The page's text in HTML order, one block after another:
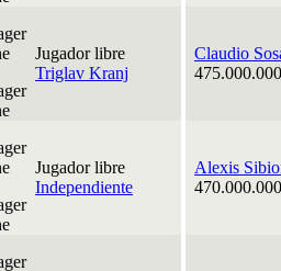
Jugador libre
Triglav Kranj
Claudio
Jugador libre
Independiente
Alexis